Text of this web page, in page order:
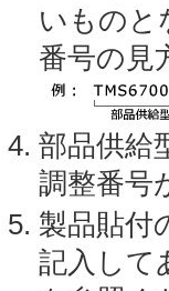
いものと
番号の見
部品供給
調整番号
製品貼付
記入して